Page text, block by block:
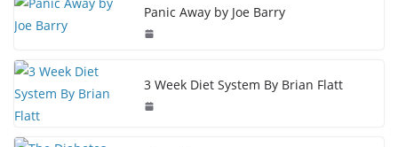
Panic Away by Joe Barry
3 Week Diet System By Brian Flatt